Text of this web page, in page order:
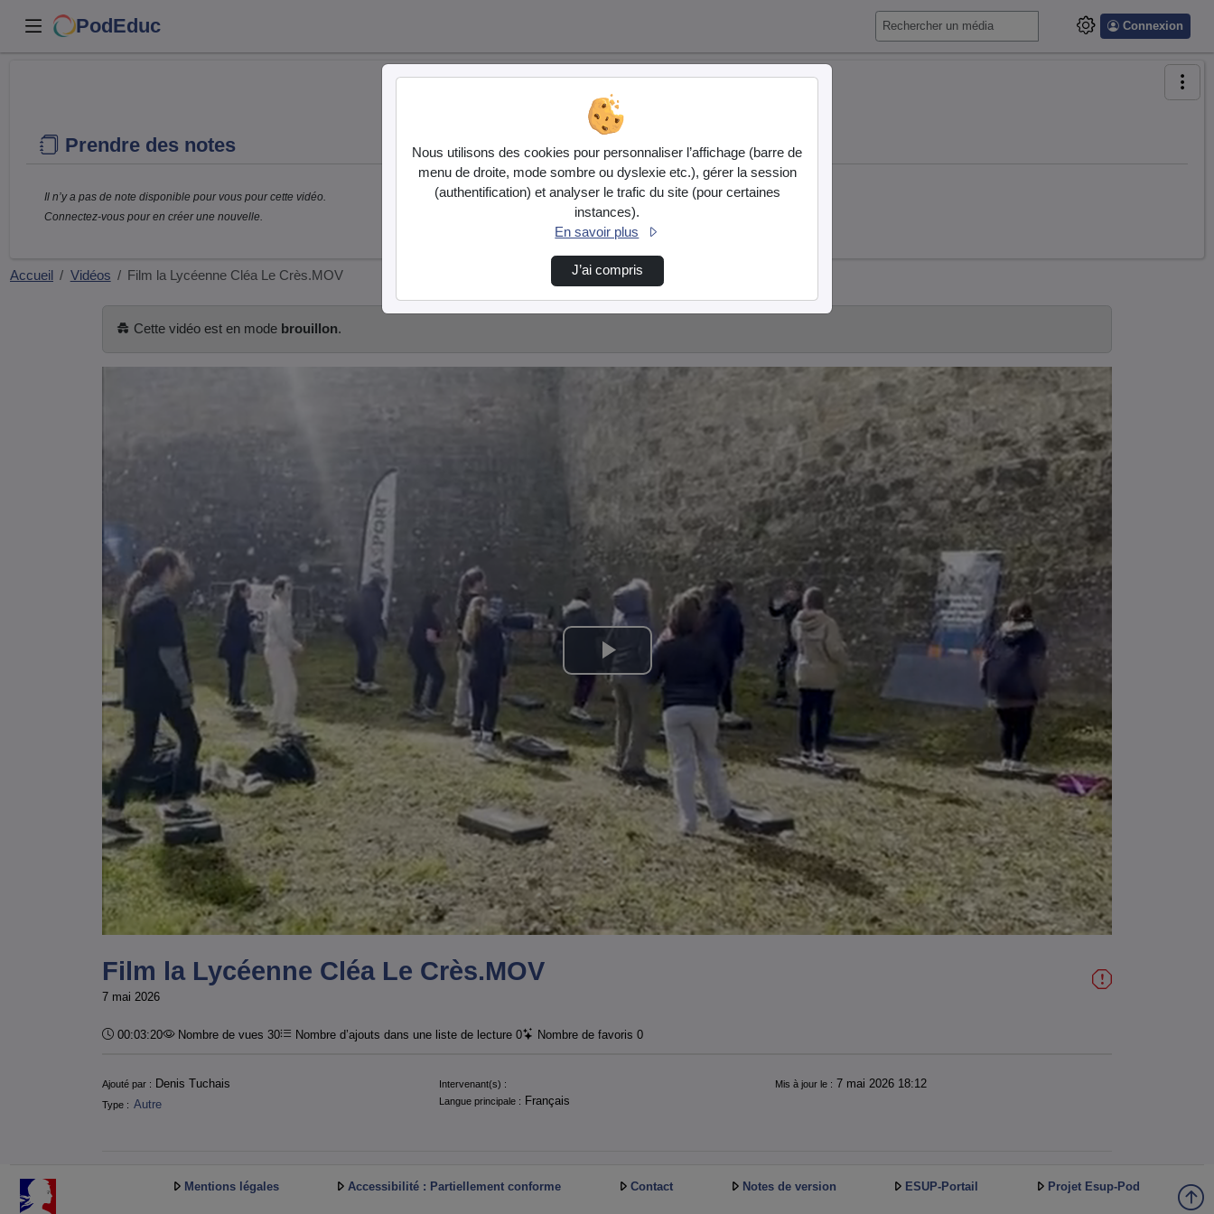
PodEduc Connexion
Prendre des notes
Il n’y a pas de note disponible pour vous pour cette vidéo.
Connectez-vous pour en créer une nouvelle.
Accueil Vidéos Film la Lycéenne Cléa Le Crès.MOV
Cette vidéo est en mode brouillon.
Lire
la
vidéo
Film la Lycéenne Cléa Le Crès.MOV
7 mai 2026
Durée :
00:03:20 Nombre de vues 30 Nombre d’ajouts dans une liste de lecture 0 Nombre de favoris 0
Informations
Ajouté par : Denis Tuchais Intervenant(s) : Mis à jour le : 7 mai 2026 18:12
Type : Autre Langue principale : Français
Mentions légales Accessibilité : Partiellement conforme Contact Notes de version ESUP-Portail Projet Esup-Pod
Nous utilisons des cookies pour personnaliser l’affichage (barre de
menu de droite, mode sombre ou dyslexie etc.), gérer la session
(authentification) et analyser le trafic du site (pour certaines
instances).
En savoir plus
J’ai compris